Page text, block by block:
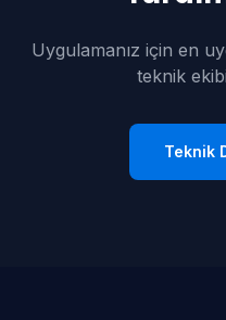
Uygulamanız için en
teknik
Teknik